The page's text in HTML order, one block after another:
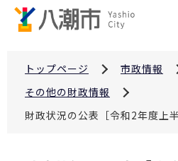
トップページ 市政情報
その他の財政情報
財政状況の公表［令和2年度上半